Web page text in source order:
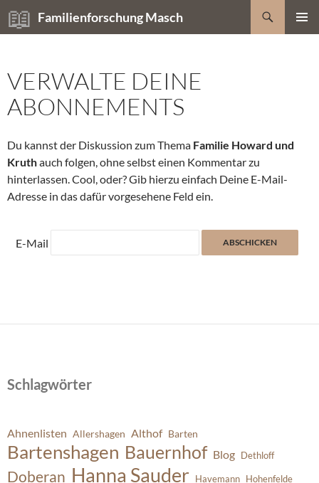
Zum
Inhalt
Familienforschung Masch
Suchen
VERWALTE DEINE
ABONNEMENTS
Du kannst der Diskussion zum Thema Familie Howard und
Kruthauch folgen, ohne selbst einen Kommentar zu
hinterlassen. Cool, oder? Gib hierzu einfach Deine E-Mail-
Adresse in das dafür vorgesehene Feld ein.
E-Mail
Schlagwörter
Ahnenlisten Allershagen Althof Barten
Bartenshagen Bauernhof Blog Dethloff
Doberan Hanna Sauder Havemann Hohenfelde